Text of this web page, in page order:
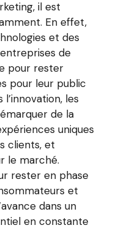
il est
En effet,
et des
de
pour rester
pour leur public
les
de la
uniques
clients, et
le marché.
rester en phase
et
dans un
en constante